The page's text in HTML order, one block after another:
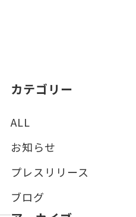
カテゴリー
ALL
お知らせ
プレスリリース
ブログ